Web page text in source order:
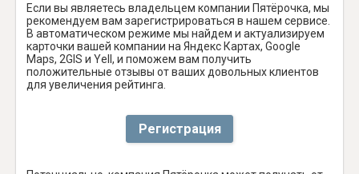
Если вы являетесь владельцем компании Пятёрочка, мы
рекомендуем вам зарегистрироваться в нашем сервисе.
В автоматическом режиме мы найдем и актуализируем
карточки вашей компании на Яндекс Картах, Google
Maps, 2GIS и Yell, и поможем вам получить
положительные отзывы от ваших довольных клиентов
для увеличения рейтинга.
Регистрация